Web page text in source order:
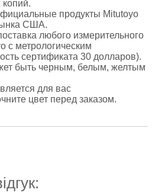
копий.
продукты Mitutoyo
США.
любого измерительного
с метрологическим
сертификата 30 долларов).
быть черным, белым, желтым
для вас
цвет перед заказом.